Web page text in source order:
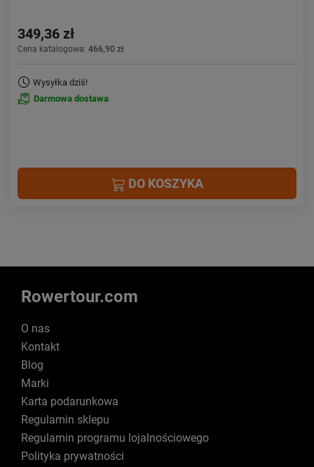
349,36 zł
Cena katalogowa: 466,90 zł
Wysyłka dziś!
Darmowa dostawa
DO KOSZYKA
Rowertour.com
O nas
Kontakt
Blog
Marki
Karta podarunkowa
Regulamin sklepu
Regulamin programu lojalnościowego
Polityka prywatności